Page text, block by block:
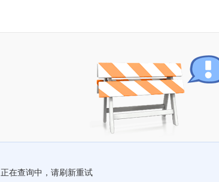
正在查询中，请刷新重试